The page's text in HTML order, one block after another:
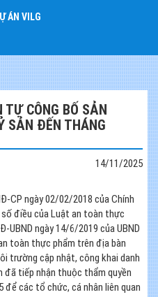
ÁN VILG
TỰ CÔNG BỐ SẢN
SẢN ĐẾN THÁNG
14/11/2025
CP ngày 02/02/2018 của Chính
điều của Luật an toàn thực
UBND ngày 14/6/2019 của UBND
toàn thực phẩm trên địa bàn
trường cập nhật, công khai danh
đã tiếp nhận thuộc thẩm quyền
để các tổ chức, cá nhân liên quan